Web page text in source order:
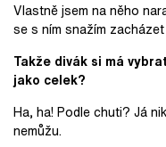
Vlastně jsem na něho
se s ním snažím
Takže divák si má
jako celek?
Ha, ha! Podle chuti? Já
nemůžu.